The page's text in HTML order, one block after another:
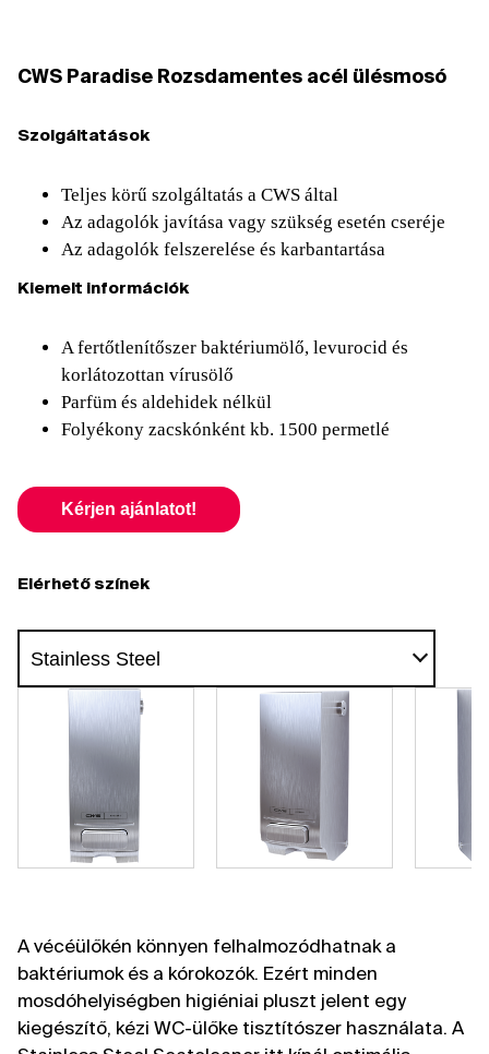
CWS Paradise Rozsdamentes acél ülésmosó
Szolgáltatások
Teljes körű szolgáltatás a CWS által
Az adagolók javítása vagy szükség esetén cseréje
Az adagolók felszerelése és karbantartása
Kiemelt információk
A fertőtlenítőszer baktériumölő, levurocid és
korlátozottan vírusölő
Parfüm és aldehidek nélkül
Folyékony zacskónként kb. 1500 permetlé
Kérjen ajánlatot!
Elérhető színek
A vécéülőkén könnyen felhalmozódhatnak a
baktériumok és a kórokozók. Ezért minden
mosdóhelyiségben higiéniai pluszt jelent egy
kiegészítő, kézi WC-ülőke tisztítószer használata. A